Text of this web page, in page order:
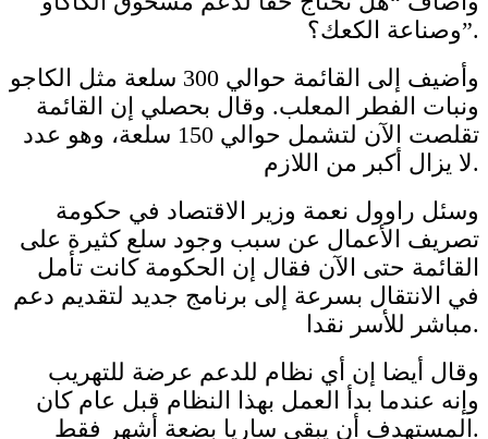
وصناعة الكعك؟”.
وأضيف إلى القائمة حوالي 300 سلعة مثل الكاجو
ونبات الفطر المعلب. وقال بحصلي إن القائمة
تقلصت الآن لتشمل حوالي 150 سلعة، وهو عدد
لا يزال أكبر من اللازم.
وسئل راوول نعمة وزير الاقتصاد في حكومة
تصريف الأعمال عن سبب وجود سلع كثيرة على
القائمة حتى الآن فقال إن الحكومة كانت تأمل
في الانتقال بسرعة إلى برنامج جديد لتقديم دعم
مباشر للأسر نقدا.
وقال أيضا إن أي نظام للدعم عرضة للتهريب
وإنه عندما بدأ العمل بهذا النظام قبل عام كان
المستهدف أن يبقى ساريا بضعة أشهر فقط.